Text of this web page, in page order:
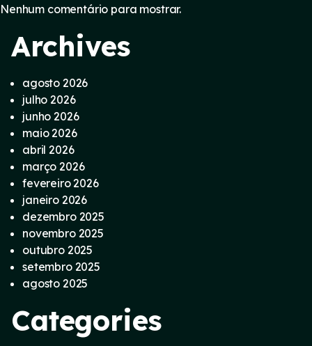
Nenhum comentário para mostrar.
Archives
agosto 2026
julho 2026
junho 2026
maio 2026
abril 2026
março 2026
fevereiro 2026
janeiro 2026
dezembro 2025
novembro 2025
outubro 2025
setembro 2025
agosto 2025
Categories